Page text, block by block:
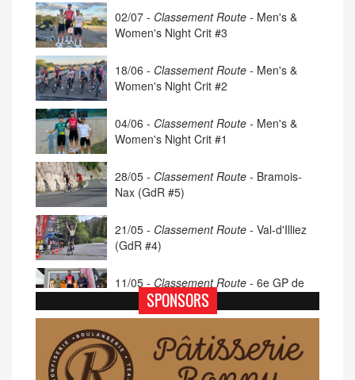
02/07 - Classement Route - Men's &
Women's Night Crit #3
18/06 - Classement Route - Men's &
Women's Night Crit #2
04/06 - Classement Route - Men's &
Women's Night Crit #1
28/05 - Classement Route - Bramois-
Nax (GdR #5)
21/05 - Classement Route - Val-d'Illiez
(GdR #4)
11/05 - Classement Route - 6e GP de
Porsel (TdC #4)
07/05 - Classement Route -
Blonay-Les
Pléiades (GdR #3)
SPONSORS